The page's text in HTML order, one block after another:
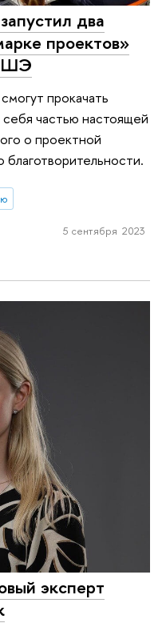
два
проектов»
прокачать
частью настоящей
о проектной
5 сентября 2023
эксперт